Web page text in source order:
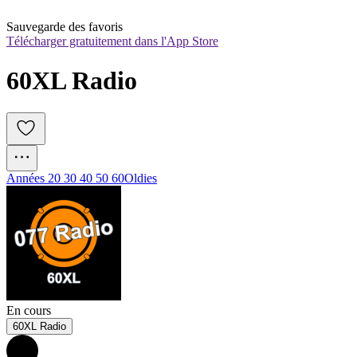
Sauvegarde des favoris
Télécharger gratuitement dans l'App Store
60XL Radio
Années 20 30 40 50 60Oldies
En cours
60XL Radio